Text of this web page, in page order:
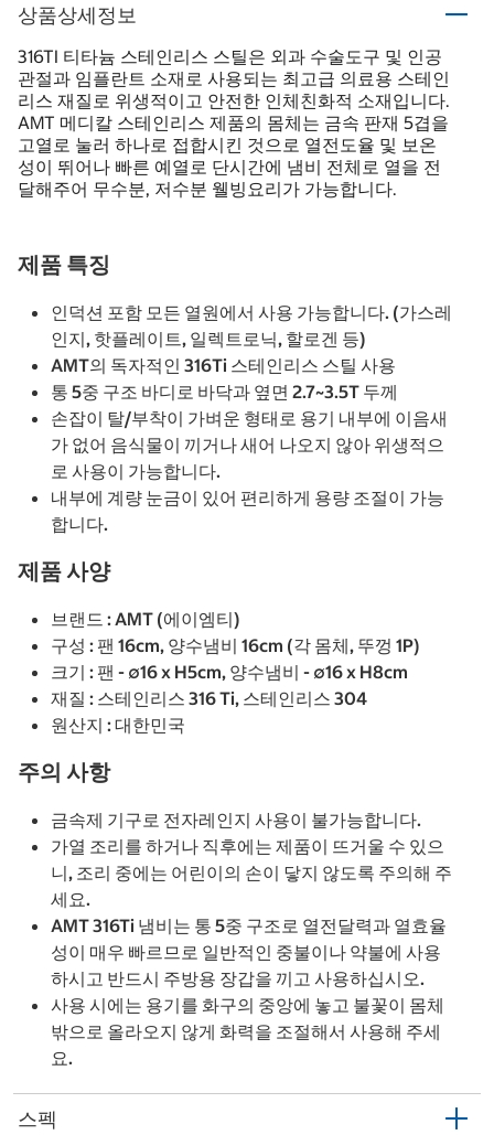
상품상세정보
316TI 티타늄 스테인리스 스틸은 외과 수술도구 및 인공
관절과 임플란트 소재로 사용되는 최고급 의료용 스테인
리스 재질로 위생적이고 안전한 인체친화적 소재입니다.
AMT 메디칼 스테인리스 제품의 몸체는 금속 판재 5겹을
고열로 눌러 하나로 접합시킨 것으로 열전도율 및 보온
성이 뛰어나 빠른 예열로 단시간에 냄비 전체로 열을 전
달해주어 무수분, 저수분 웰빙요리가 가능합니다.
제품 특징
인덕션 포함 모든 열원에서 사용 가능합니다. (가스레
인지, 핫플레이트, 일렉트로닉, 할로겐 등)
AMT의 독자적인 316Ti 스테인리스 스틸 사용
통 5중 구조 바디로 바닥과 옆면 2.7~3.5T 두께
손잡이 탈/부착이 가벼운 형태로 용기 내부에 이음새
가 없어 음식물이 끼거나 새어 나오지 않아 위생적으
로 사용이 가능합니다.
내부에 계량 눈금이 있어 편리하게 용량 조절이 가능
합니다.
제품 사양
브랜드 : AMT (에이엠티)
구성 : 팬 16cm, 양수냄비 16cm (각 몸체, 뚜껑 1P)
크기 : 팬 - ∅16 x H5cm, 양수냄비 - ∅16 x H8cm
재질 : 스테인리스 316 Ti, 스테인리스 304
원산지 : 대한민국
주의 사항
금속제 기구로 전자레인지 사용이 불가능합니다.
가열 조리를 하거나 직후에는 제품이 뜨거울 수 있으
니, 조리 중에는 어린이의 손이 닿지 않도록 주의해 주
세요.
AMT 316Ti 냄비는 통 5중 구조로 열전달력과 열효율
성이 매우 빠르므로 일반적인 중불이나 약불에 사용
하시고 반드시 주방용 장갑을 끼고 사용하십시오.
사용 시에는 용기를 화구의 중앙에 놓고 불꽃이 몸체
밖으로 올라오지 않게 화력을 조절해서 사용해 주세
요.
스펙